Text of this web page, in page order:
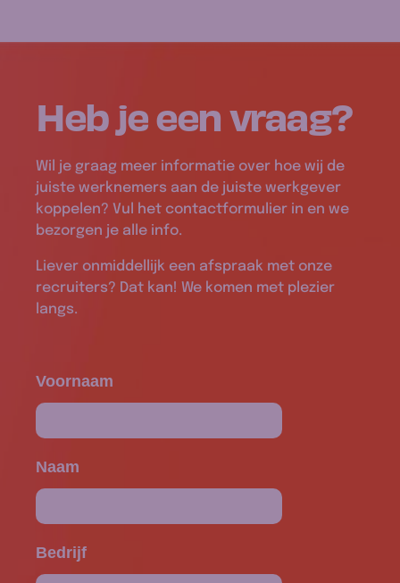
Heb je eenvraag?
Wil je graag meer informatie over hoe wij de
juiste werknemers aan de juiste werkgever
koppelen? Vul het contactformulier in en we
bezorgen je alle info.
Liever onmiddellijk een afspraak met onze
recruiters? Dat kan! We komen met plezier
langs.
Voornaam
Naam
Bedrijf